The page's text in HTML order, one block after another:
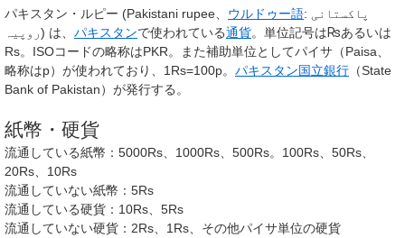
パキスタン・ルピー (Pakistani rupee、 ウルドゥー語: پاکستانی
روپیہ) は、 パキスタンで使われている通貨。単位記号は₨あるいは
Rs。ISOコードの略称はPKR。また補助単位としてパイサ（Paisa、
略称はp）が使われており、1Rs=100p。 パキスタン国立銀行 （State
Bank of Pakistan）が発行する。
紙幣・硬貨
流通している紙幣：5000Rs、1000Rs、500Rs。100Rs、50Rs、
20Rs、10Rs
流通していない紙幣：5Rs
流通している硬貨：10Rs、5Rs
流通していない硬貨：2Rs、1Rs、その他パイサ単位の硬貨